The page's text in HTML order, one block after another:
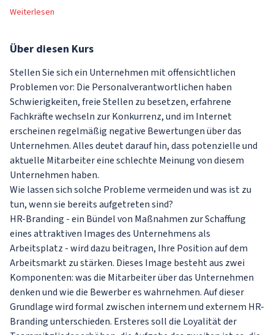
Weiterlesen
Über diesen Kurs
Stellen Sie sich ein Unternehmen mit offensichtlichen
Problemen vor: Die Personalverantwortlichen haben
Schwierigkeiten, freie Stellen zu besetzen, erfahrene
Fachkräfte wechseln zur Konkurrenz, und im Internet
erscheinen regelmäßig negative Bewertungen über das
Unternehmen. Alles deutet darauf hin, dass potenzielle und
aktuelle Mitarbeiter eine schlechte Meinung von diesem
Unternehmen haben.
Wie lassen sich solche Probleme vermeiden und was ist zu
tun, wenn sie bereits aufgetreten sind?
HR-Branding - ein Bündel von Maßnahmen zur Schaffung
eines attraktiven Images des Unternehmens als
Arbeitsplatz - wird dazu beitragen, Ihre Position auf dem
Arbeitsmarkt zu stärken. Dieses Image besteht aus zwei
Komponenten: was die Mitarbeiter über das Unternehmen
denken und wie die Bewerber es wahrnehmen. Auf dieser
Grundlage wird formal zwischen internem und externem HR-
Branding unterschieden. Ersteres soll die Loyalität der